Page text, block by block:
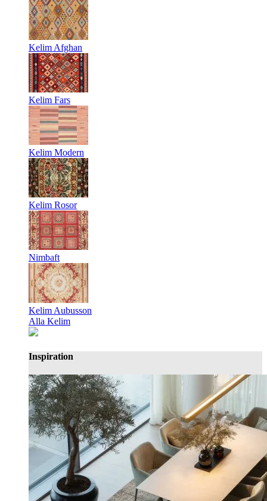
Kelim Afghan
Kelim Fars
Kelim Modern
Kelim Rosor
Nimbaft
Kelim Aubusson
Alla Kelim
Inspiration